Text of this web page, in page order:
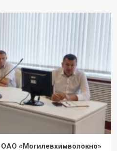
«Могилевхимволокно»